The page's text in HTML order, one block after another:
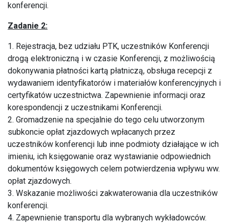
konferencji.
Zadanie 2:
1. Rejestracja, bez udziału PTK, uczestników Konferencji
drogą elektroniczną i w czasie Konferencji, z możliwością
dokonywania płatności kartą płatniczą, obsługa recepcji z
wydawaniem identyfikatorów i materiałów konferencyjnych i
certyfikatów uczestnictwa. Zapewnienie informacji oraz
korespondencji z uczestnikami Konferencji.
2. Gromadzenie na specjalnie do tego celu utworzonym
subkoncie opłat zjazdowych wpłacanych przez
uczestników konferencji lub inne podmioty działające w ich
imieniu, ich księgowanie oraz wystawianie odpowiednich
dokumentów księgowych celem potwierdzenia wpływu ww.
opłat zjazdowych.
3. Wskazanie możliwości zakwaterowania dla uczestników
konferencji.
4. Zapewnienie transportu dla wybranych wykładowców.